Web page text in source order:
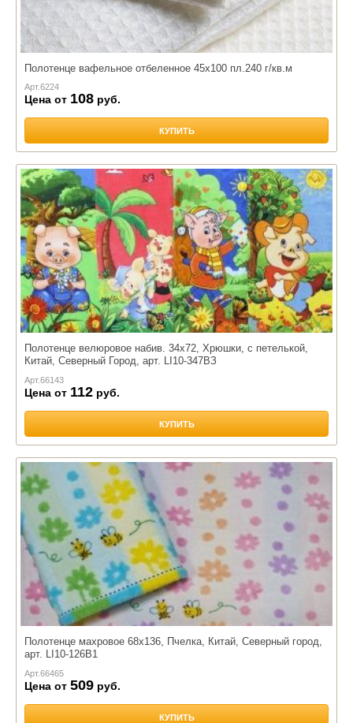
Полотенце вафельное отбеленное 45х100 пл.240 г/кв.м
Арт.6224
Цена от 108 руб.
КУПИТЬ
Полотенце велюровое набив. 34х72, Хрюшки, с петелькой,
Китай, Северный Город, арт. LI10-347ВЗ
Арт.66143
Цена от 112 руб.
КУПИТЬ
Полотенце махровое 68х136, Пчелка, Китай, Северный город,
арт. LI10-126В1
Арт.66465
Цена от 509 руб.
КУПИТЬ